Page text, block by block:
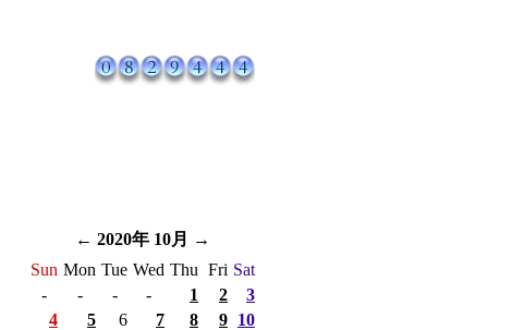
← 2020年 10月
→
Sun Mon Tue Wed Thu Fri Sat
-
- - - 1 2
3
4
5 6 7 8 9 10